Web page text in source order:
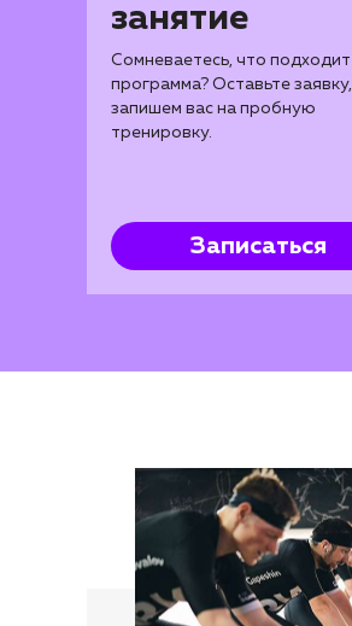
занятие
Сомневаетесь, что подходит
программа? Оставьте заявку,
запишем вас на пробную
тренировку.
Записаться